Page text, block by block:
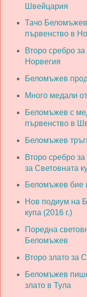
Швейцария
Тачо
първенство в
Второ сребро
Норвегия
Беломъжев
Много медали
Беломъжев с
първенство в
Беломъжев
Второ сребро
за Световната
Беломъжев бие
Нов подиум на
купа (2016 г.)
Поредна
Беломъжев
Второ злато за
Беломъжев
злато в Тула